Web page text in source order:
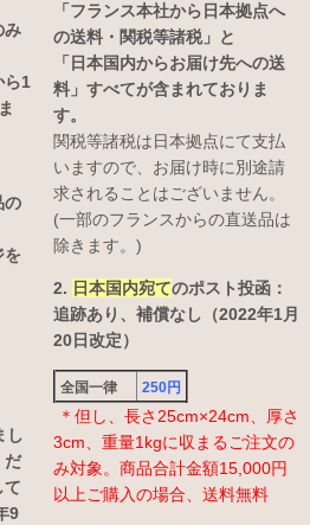
み
ら1
の
を
し
だ
て
9
「フランス本社から日本拠点へ
の送料・関税等諸税」と
「日本国内からお届け先への送
料」すべてが含まれておりま
す。
関税等諸税は日本拠点にて支払
いますので、お届け時に別途請
求されることはございません。
(一部のフランスからの直送品は
除きます。)
2. 日本国内宛てのポスト投函：
追跡あり、補償なし（2022年1月
20日改定）
全国一律 250円
＊但し、長さ25cm×24cm、厚さ
3cm、重量1kgに収まるご注文の
み対象。商品合計金額15,000円
以上ご購入の場合、送料無料